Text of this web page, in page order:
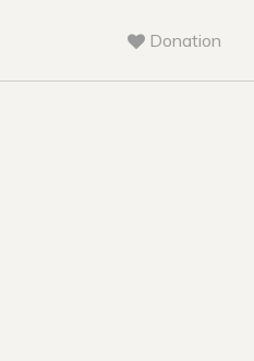
Donation